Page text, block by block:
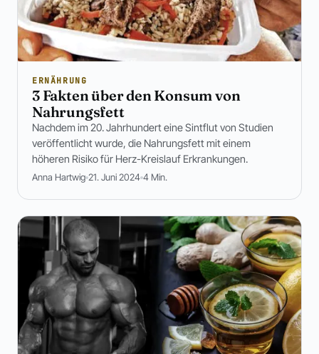
ERNÄHRUNG
3 Fakten über den Konsum von
Nahrungsfett
Nachdem im 20. Jahrhundert eine Sintflut von Studien
veröffentlicht wurde, die Nahrungsfett mit einem
höheren Risiko für Herz-Kreislauf Erkrankungen.
Anna Hartwig 21. Juni 2024 4 Min.